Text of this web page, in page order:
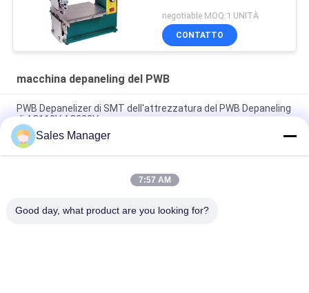
negotiable MOQ:1 UNITÀ
CONTATTO
macchina depaneling del PWB
PWB Depanelizer di SMT dell'attrezzatura del PWB Depaneling
di AC110V AC220V
Macinazione della lama dell'acciaio di tungsteno della
macchina del PWB Depaneling di alta precisione AC110V
V TAGLI IL PWB Depaneler della macchina del PWB Depaneling
Sales Manager
7:57 AM
Good day, what product are you looking for?